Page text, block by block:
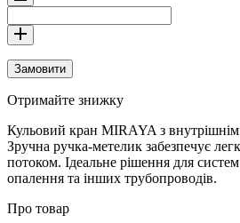
Замовити
Отримайте знижку
Кульовий кран MIRAYA з
Зручна ручка-метелик забезпечує
потоком. Ідеальне рішення для
опалення та інших трубопроводів.
Про товар